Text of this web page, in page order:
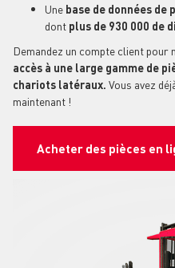
Une base de données de
dont plus de 930 000 de
Demandez un compte client pour
accès à une large gamme de
chariots latéraux. Vous avez
maintenant !
Acheter des pièces en